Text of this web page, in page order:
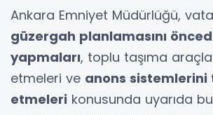
Ankara Emniyet Müdürlüğü,
güzergah planlamasını
yapmaları, toplu taşıma
etmeleri ve anons sistemlerini
etmeleri konusunda uyarıda